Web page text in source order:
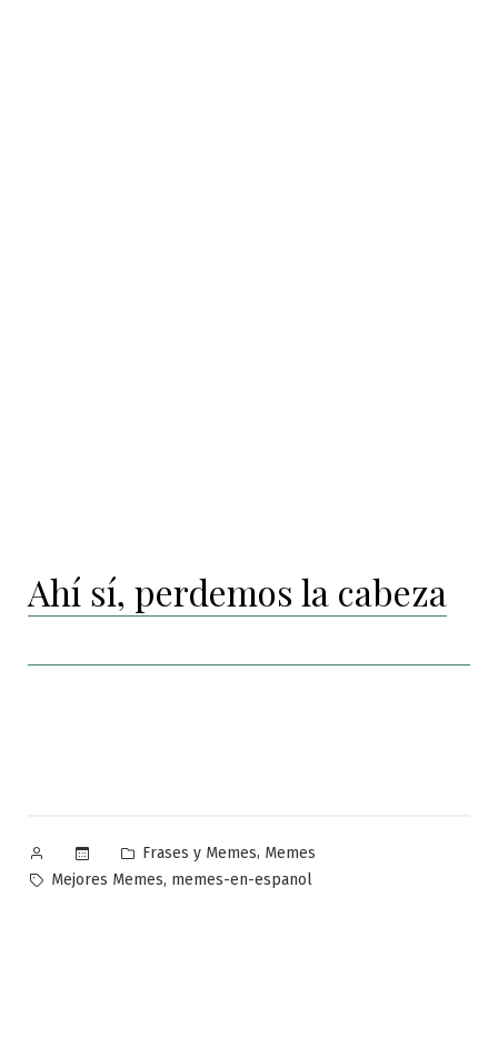
Ahí sí, perdemos la cabeza
Publicado
por
Publicado
en
Frases y Memes, Memes
Etiquetas:
Mejores Memes, memes-en-espanol